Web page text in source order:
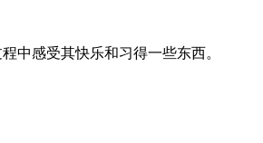
中感受其快乐和习得一些东西。